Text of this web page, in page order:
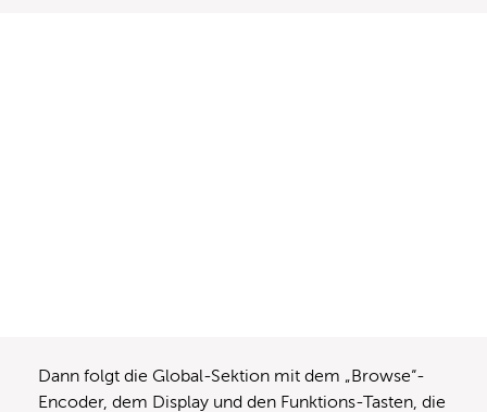
Dann folgt die Global-Sektion mit dem „Browse“-
Encoder, dem Display und den Funktions-Tasten, die